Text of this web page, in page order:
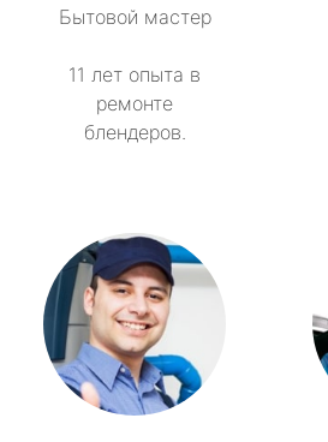
Бытовой мастер
11 лет опыта в
ремонте
блендеров.